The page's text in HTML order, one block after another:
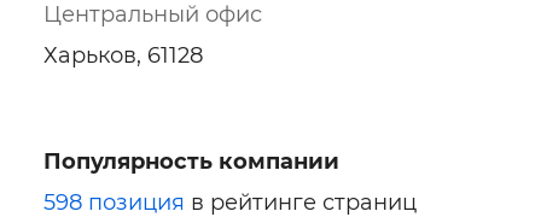
Центральный офис
Харьков, 61128
Популярность компании
598 позиция в рейтинге страниц